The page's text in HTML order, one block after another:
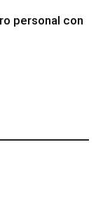
personal con